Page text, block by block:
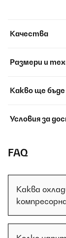
Качества
Размери и
Какво ще
Условия за
FAQ
Каква